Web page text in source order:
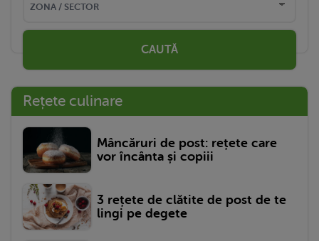
CAUTĂ
Rețete culinare
Mâncăruri de post: rețete care
vor încânta și copiii
3 rețete de clătite de post de te
lingi pe degete